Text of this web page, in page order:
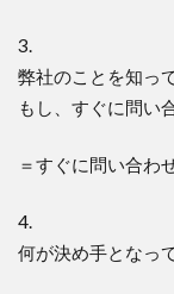
3.
弊社のことを知っ
もし、すぐに問い
＝すぐに問い合わ
4.
何が決め手となっ